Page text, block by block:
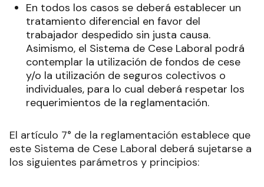
En todos los casos se deberá establecer un
tratamiento diferencial en favor del
trabajador despedido sin justa causa.
Asimismo, el Sistema de Cese Laboral podrá
contemplar la utilización de fondos de cese
y/o la utilización de seguros colectivos o
individuales, para lo cual deberá respetar los
requerimientos de la reglamentación.
El artículo 7° de la reglamentación establece que
este Sistema de Cese Laboral deberá sujetarse a
los siguientes parámetros y principios: